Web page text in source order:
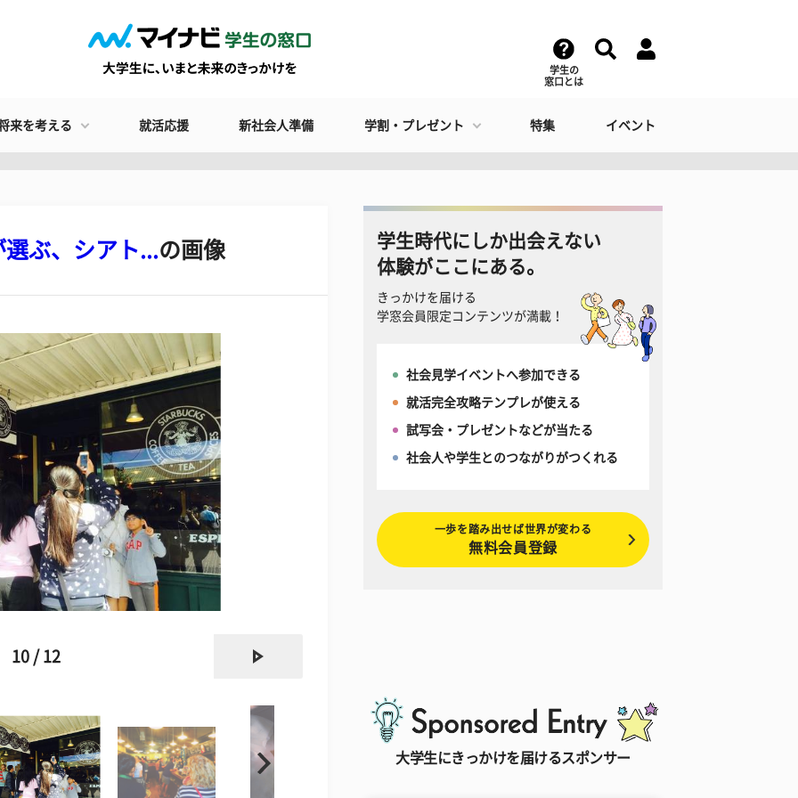
学生の
窓口とは
来を考える 就活応援 新社会人準備 学割・プレゼント 特集 イベント
ぶ、シアト...の画像
10 / 12
学生時代にしか出会えない
体験がここにある。
きっかけを届ける
学窓会員限定コンテンツが満載！
社会見学イベントへ参加できる
就活完全攻略テンプレが使える
試写会・プレゼントなどが当たる
社会人や学生とのつながりがつくれる
一歩を踏み出せば世界が変わる
無料会員登録
大学生にきっかけを届けるスポンサー